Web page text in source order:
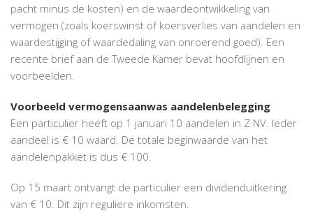
pacht minus de kosten) en de waardeontwikkeling van
vermogen (zoals koerswinst of koersverlies van aandelen en
waardestijging of waardedaling van onroerend goed). Een
recente brief aan de Tweede Kamer bevat hoofdlijnen en
voorbeelden.
Voorbeeld vermogensaanwas aandelenbelegging
Een particulier heeft op 1 januari 10 aandelen in Z NV. Ieder
aandeel is € 10 waard. De totale beginwaarde van het
aandelenpakket is dus € 100.
Op 15 maart ontvangt de particulier een dividenduitkering
van € 10. Dit zijn reguliere inkomsten.